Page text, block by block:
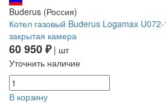
Buderus (Россия)
Котел газовый Buderus Logamax
закрытая камера
60 950 ₽| шт
Уточнить наличие
В корзину